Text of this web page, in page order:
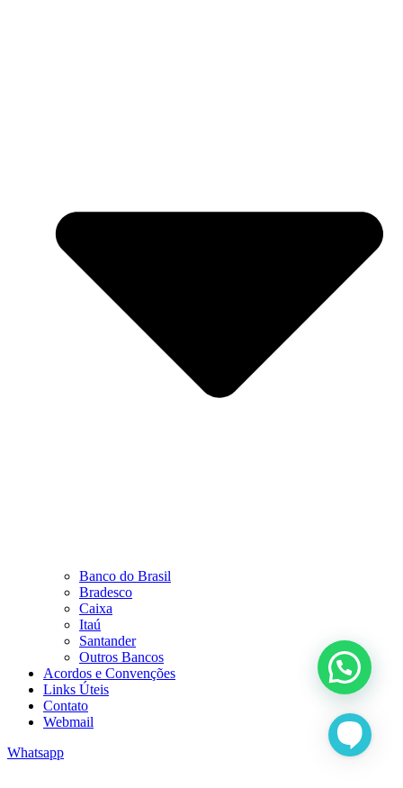
Banco do Brasil
Bradesco
Caixa
Itaú
Santander
Outros Bancos
Acordos e Convenções
Links Úteis
Contato
Webmail
Whatsapp